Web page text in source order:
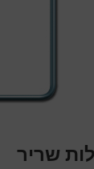
שריר